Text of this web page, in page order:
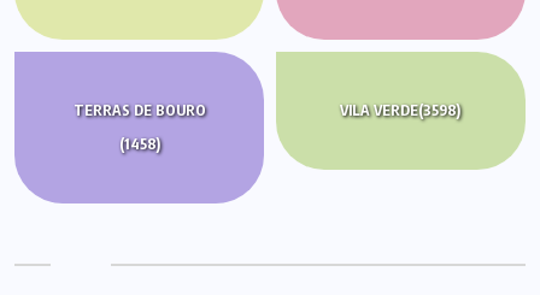
TERRAS DE BOURO
(1458)
VILA VERDE(3598)